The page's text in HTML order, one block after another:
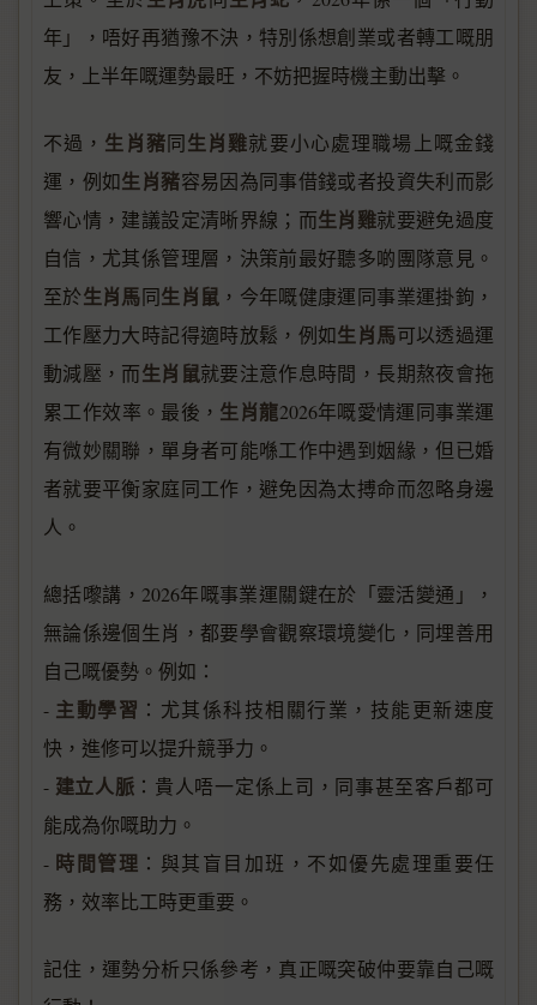
年」，唔好再猶豫不決，特別係想創業或者轉工嘅朋
友，上半年嘅運勢最旺，不妨把握時機主動出擊。
不過， 生肖豬同生肖雞就要小心處理職場上嘅金錢
運，例如生肖豬容易因為同事借錢或者投資失利而影
響心情，建議設定清晰界線；而生肖雞就要避免過度
自信，尤其係管理層，決策前最好聽多啲團隊意見。
至於生肖馬同生肖鼠 ，今年嘅健康運同事業運掛鉤，
工作壓力大時記得適時放鬆，例如生肖馬可以透過運
動減壓，而生肖鼠就要注意作息時間，長期熬夜會拖
累工作效率。最後， 生肖龍2026年嘅愛情運同事業運
有微妙關聯，單身者可能喺工作中遇到姻緣，但已婚
者就要平衡家庭同工作，避免因為太搏命而忽略身邊
人。
總括嚟講，2026年嘅事業運關鍵在於「靈活變通」，
無論係邊個生肖，都要學會觀察環境變化，同埋善用
自己嘅優勢。例如：
- 主動學習 ：尤其係科技相關行業，技能更新速度
快，進修可以提升競爭力。
- 建立人脈 ：貴人唔一定係上司，同事甚至客戶都可
能成為你嘅助力。
- 時間管理 ：與其盲目加班，不如優先處理重要任
務，效率比工時更重要。
記住，運勢分析只係參考，真正嘅突破仲要靠自己嘅